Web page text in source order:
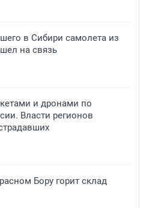
в Сибири самолета из
на связь
и дронами по
Власти регионов
Бору горит склад